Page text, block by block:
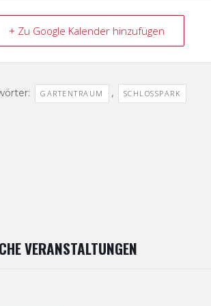
+ Zu Google Kalender hinzufügen
GARTENTRAUM , SCHLOSSPARK
VERANSTALTUNGEN